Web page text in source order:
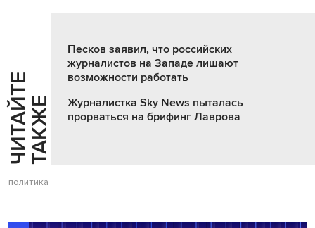
Ч
И
Т
АЙ
Т
Е
Т
А
К
ЖЕ
Песков заявил, что российских
журналистов на Западе лишают
возможности работать
Журналистка Sky News пыталась
прорваться на брифинг Лаврова
политика